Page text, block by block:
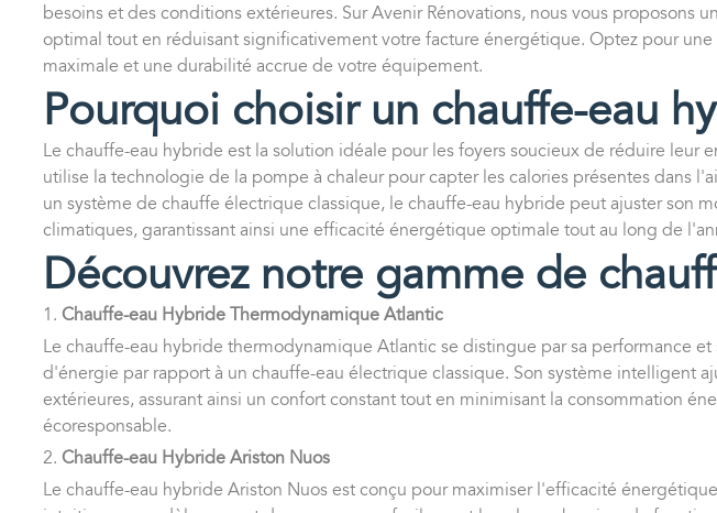
besoins et des conditions extérieures. Sur Avenir Rénovations, nous vous
optimal tout en réduisant significativement votre facture énergétique. Optez pour
maximale et une durabilité accrue de votre équipement.
Pourquoi choisir un chauffe-eau
Le chauffe-eau hybride est la solution idéale pour les foyers soucieux de réduire
utilise la technologie de la pompe à chaleur pour capter les calories présentes dans
un système de chauffe électrique classique, le chauffe-eau hybride peut ajuster
climatiques, garantissant ainsi une efficacité énergétique optimale tout au long de
Découvrez notre gamme de
1. Chauffe-eau Hybride Thermodynamique Atlantic
Le chauffe-eau hybride thermodynamique Atlantic se distingue par sa performance
d'énergie par rapport à un chauffe-eau électrique classique. Son système intelligent
extérieures, assurant ainsi un confort constant tout en minimisant la consommation
écoresponsable.
2. Chauffe-eau Hybride Ariston Nuos
Le chauffe-eau hybride Ariston Nuos est conçu pour maximiser l'efficacité